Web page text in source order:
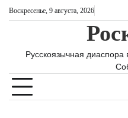
SkipВоскресенье, 9 августа, 2026
Русскоязычная